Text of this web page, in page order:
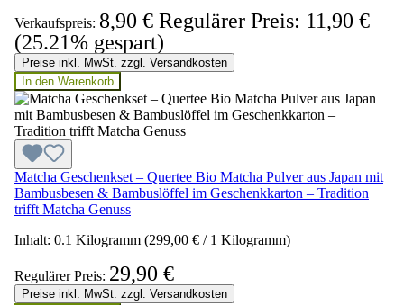
Verkaufspreis: 8,90 € Regulärer Preis: 11,90 €
(25.21% gespart)
Preise inkl. MwSt. zzgl. Versandkosten
In den Warenkorb
Matcha Geschenkset – Quertee Bio Matcha Pulver aus Japan mit
Bambusbesen & Bambuslöffel im Geschenkkarton – Tradition
trifft Matcha Genuss
Inhalt: 0.1 Kilogramm (299,00 € / 1 Kilogramm)
Regulärer Preis: 29,90 €
Preise inkl. MwSt. zzgl. Versandkosten